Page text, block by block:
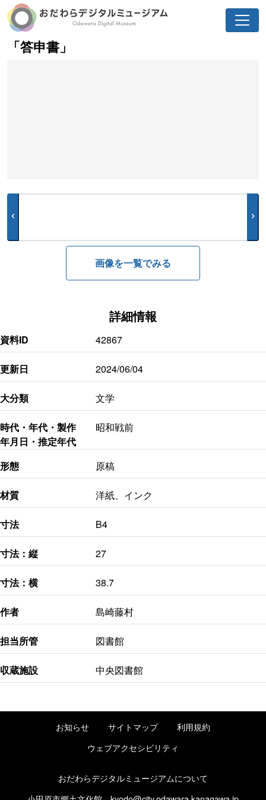
「答申書」
chevron_left chevron_right
画像を一覧でみる
詳細情報
資料ID 42867
更新日 2024/06/04
大分類 文学
時代・年代・製作
年月日・推定年代
昭和戦前
形態 原稿
材質 洋紙、インク
寸法 B4
寸法：縦 27
寸法：横 38.7
作者 島崎藤村
担当所管 図書館
収蔵施設 中央図書館
お知らせ サイトマップ
利用規約
ウェブアクセシビリティ
おだわらデジタルミュージアムについて